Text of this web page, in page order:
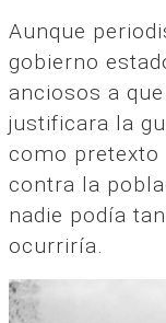
Aunque
gobierno
anciosos a
justificara la
como pretexto
contra la
nadie podía
ocurriría.